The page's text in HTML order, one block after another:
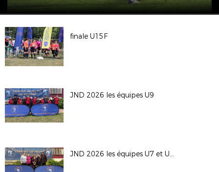
finale U15F
JND 2026 les équipes U9
JND 2026 les équipes U7 et U9F